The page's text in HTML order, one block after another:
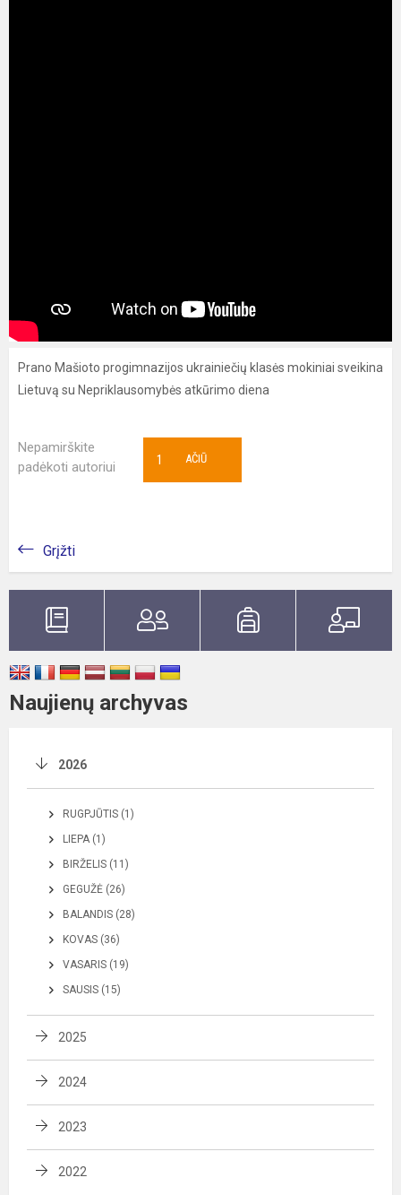
Prano Mašioto progimnazijos ukrainiečių klasės mokiniai sveikina
Lietuvą su Nepriklausomybės atkūrimo diena
Nepamirškite
padėkoti autoriui
AČIŪ
1
Grįžti
Naujienų archyvas
2026
RUGPJŪTIS (1)
LIEPA (1)
BIRŽELIS (11)
GEGUŽĖ (26)
BALANDIS (28)
KOVAS (36)
VASARIS (19)
SAUSIS (15)
2025
2024
2023
2022